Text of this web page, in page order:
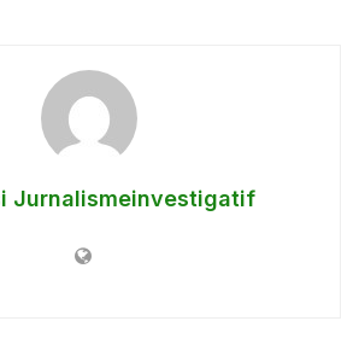
Jurnalismeinvestigatif